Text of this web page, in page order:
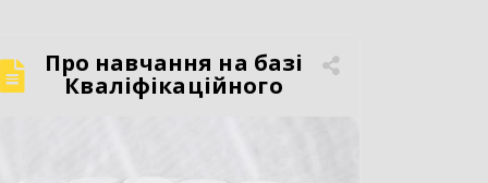
Про навчання на базі
Кваліфікаційного
центру